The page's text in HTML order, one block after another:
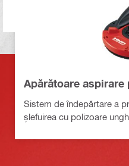
Apărătoare aspirare
Sistem de îndepărtare a
șlefuirea cu polizoare